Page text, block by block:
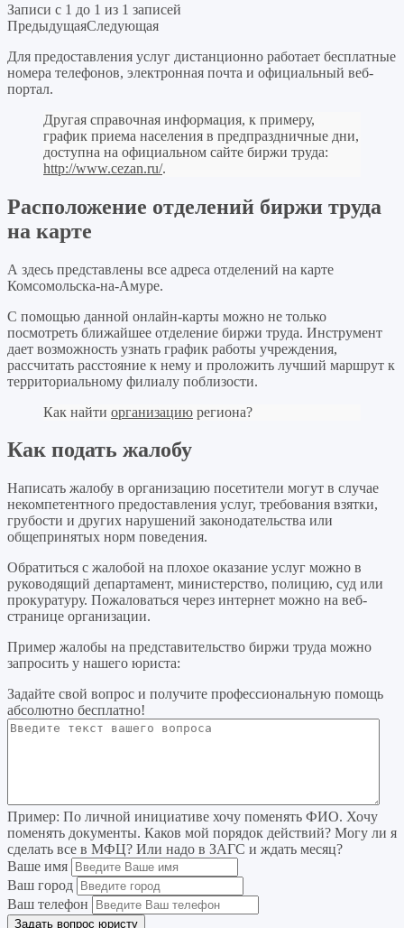
Записи с 1 до 1 из 1 записей
ПредыдущаяСледующая
Для предоставления услуг дистанционно работает бесплатные
номера телефонов, электронная почта и официальный веб-
портал.
Другая справочная информация, к примеру,
график приема населения в предпраздничные дни,
доступна на официальном сайте биржи труда:
http://www.cezan.ru/.
Расположение отделений биржи труда
на карте
А здесь представлены все адреса отделений на карте
Комсомольска-на-Амуре.
С помощью данной онлайн-карты можно не только
посмотреть ближайшее отделение биржи труда. Инструмент
дает возможность узнать график работы учреждения,
рассчитать расстояние к нему и проложить лучший маршрут к
территориальному филиалу поблизости.
Как найти организацию региона?
Как подать жалобу
Написать жалобу в организацию посетители могут в случае
некомпетентного предоставления услуг, требования взятки,
грубости и других нарушений законодательства или
общепринятых норм поведения.
Обратиться с жалобой на плохое оказание услуг можно в
руководящий департамент, министерство, полицию, суд или
прокуратуру. Пожаловаться через интернет можно на веб-
странице организации.
Пример жалобы на представительство биржи труда можно
запросить у нашего юриста:
Задайте свой вопрос и получите профессиональную помощь
абсолютно бесплатно!
Пример: По личной инициативе хочу поменять ФИО. Хочу
поменять документы. Каков мой порядок действий? Могу ли я
сделать все в МФЦ? Или надо в ЗАГС и ждать месяц?
Ваше имя
Ваш город
Ваш телефон